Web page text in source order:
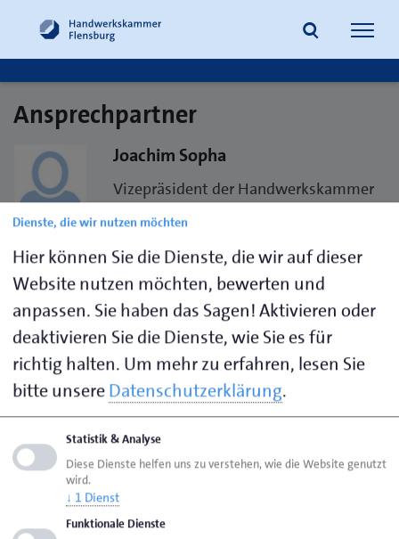
Suche
Ansprechpartner
Joachim Sopha
Vizepräsident der Handwerkskammer
Flensburg
E-Mail vizepraesident@hwk-
flensburg.de
Handwerkskammer Flensburg
Johanniskirchhof 1-7
24937 Flensburg
Visitenkarte speichern (.vcf)
Seite empfehlen
Dienste, die wir nutzen möchten
Hier können Sie die Dienste, die wir auf dieser
Website nutzen möchten, bewerten und
anpassen. Sie haben das Sagen! Aktivieren oder
deaktivieren Sie die Dienste, wie Sie es für
richtig halten. Um mehr zu erfahren, lesen Sie
bitte unsereDatenschutzerklärung.
Statistik & Analyse
Diese Dienste helfen uns zu verstehen, wie die Website genutzt
wird.
↓ 1 Dienst
Funktionale Dienste